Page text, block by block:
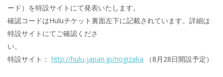
ード）を特設サイトにて発表いたします。
確認コードはHuluチケット裏面左下に記載されています。詳細は
特設サイトにてご確認くださ
い。
特設サイト： http://hulu-japan.jp/nogizaka （8月28日開設予定）